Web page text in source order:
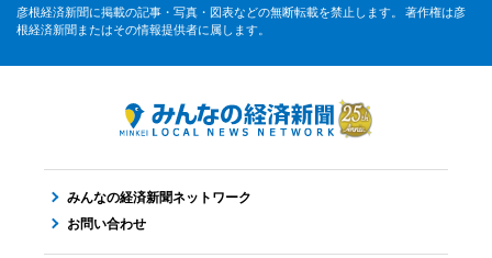
彦根経済新聞に掲載の記事・写真・図表などの無断転載を禁止します。 著作権は彦
根経済新聞またはその情報提供者に属します。
みんなの経済新聞ネットワーク
お問い合わせ